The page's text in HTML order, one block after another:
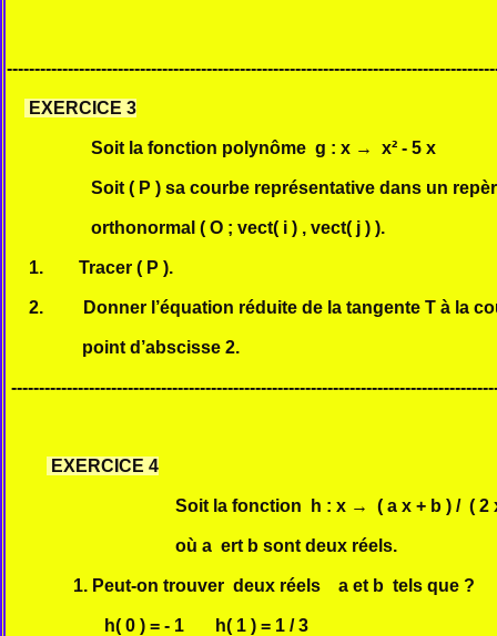
EXERCICE 3
Soit la fonction polynôme g : x → x² - 5 x
Soit ( P ) sa courbe représentative dans
orthonormal ( O ; vect( i ) , vect( j ) ).
1. Tracer ( P ).
2. Donner l’équation réduite de la tangente T à la
point d’abscisse 2.
EXERCICE 4
Soit la fonction h : x → ( a x + b ) / ( 2 x
où a ert b sont deux réels.
1. Peut-on trouver deux réels a et b tels que ?
h( 0 ) = - 1 h( 1 ) = 1 / 3